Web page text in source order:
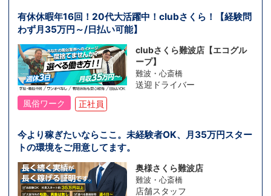
有休休暇年16回！20代大活躍中！clubさくら！【経験問
わず月35万円～/日払い可能】
clubさくら難波店【エコグル
ープ】
難波・心斎橋
送迎ドライバー
風俗ワーク
正社員
今より稼ぎたいならここ。未経験者OK、月35万円スター
トの環境をご用意してます。
奥様さくら難波店
難波・心斎橋
店舗スタッフ